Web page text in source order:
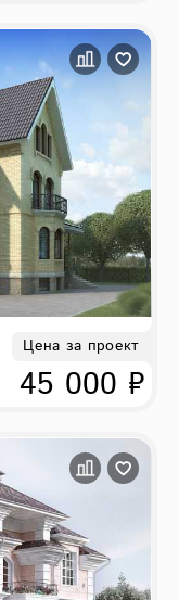
Цена за проект
45 000 ₽